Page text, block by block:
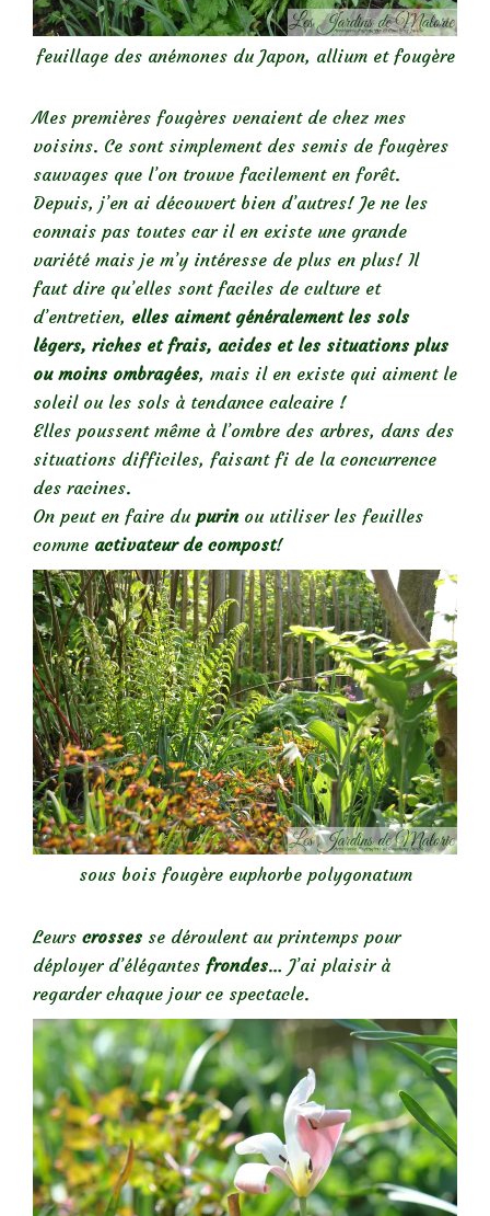
feuillage des anémones du Japon, allium et fougère
Mes premières fougères venaient de chez mes
voisins. Ce sont simplement des semis de fougères
sauvages que l’on trouve facilement en forêt.
Depuis, j’en ai découvert bien d’autres! Je ne les
connais pas toutes car il en existe une grande
variété mais je m’y intéresse de plus en plus! Il
faut dire qu’elles sont faciles de culture et
d’entretien, elles aiment généralement les sols
légers, riches et frais, acides et les situations plus
ou moins ombragées, mais il en existe qui aiment le
soleil ou les sols à tendance calcaire !
Elles poussent même à l’ombre des arbres, dans des
situations difficiles, faisant fi de la concurrence
des racines.
On peut en faire du purinou utiliser les feuilles
comme activateur de compost!
sous bois fougère euphorbe polygonatum
Leurs crosses se déroulent au printemps pour
déployer d’élégantes frondes… J’ai plaisir à
regarder chaque jour ce spectacle.